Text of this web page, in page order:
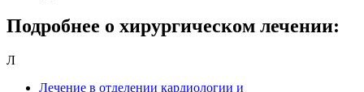
Подробнее о хирургическом лечении:
Л
Лечение в отделении кардиологии и